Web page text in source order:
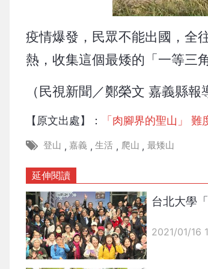
疫情爆發，民眾不能出國，全
熱，收集這個最矮的「一等三
（民視新聞／鄭榮文 嘉義縣報
【原文出處】： 「肉腳界的聖山」
登山 , 嘉義 , 生活 , 爬山 , 最矮山
延伸閱讀
{PLAYICON}
台北大學
2021/01/16